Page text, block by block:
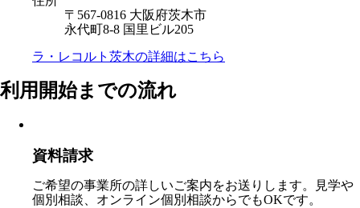
〒567-0816 大阪府茨木市
永代町8-8 国里ビル205
ラ・レコルト茨木の詳細はこちら
利用開始までの流れ
資料請求
ご希望の事業所の詳しいご案内をお送りします。見学や
個別相談、オンライン個別相談からでもOKです。